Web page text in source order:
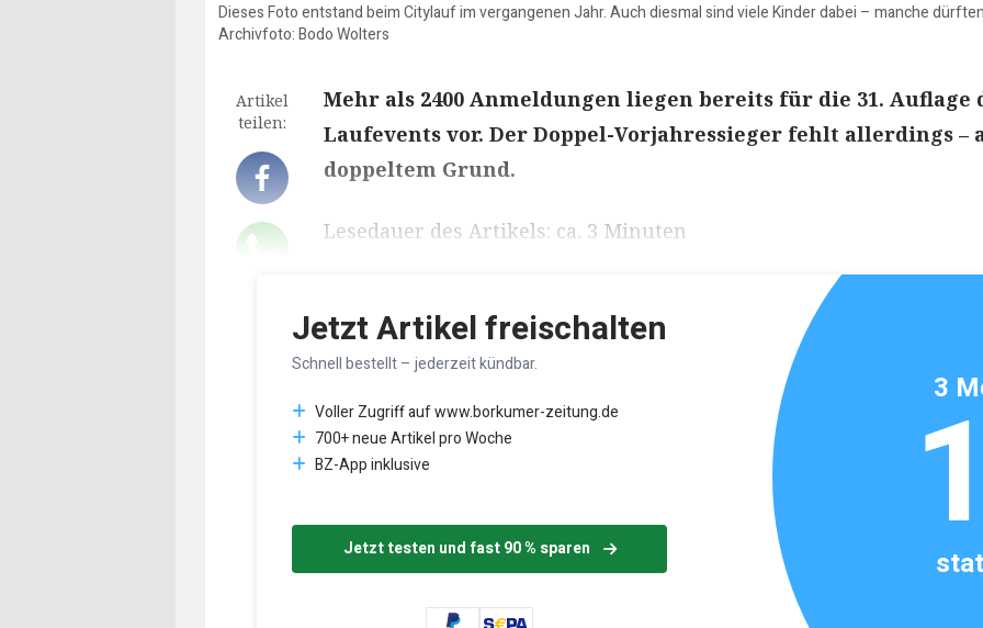
Dieses Foto entstand beim Citylauf im vergangenen Jahr. Auch diesmal sind viele Kinder dabei – manche
Archivfoto: Bodo Wolters
Artikel
teilen:
Mehr als 2400 Anmeldungen liegen bereits für die 31. Auflage
Laufevents vor. Der Doppel-Vorjahressieger fehlt allerdings –
doppeltem Grund.
Lesedauer des Artikels: ca. 3 Minuten
Jetzt Artikel freischalten
Schnell bestellt – jederzeit kündbar.
Voller Zugriff auf www.borkumer-zeitung.de
700+ neue Artikel pro Woche
BZ-App inklusive
Jetzt testen und fast 90 % sparen
3